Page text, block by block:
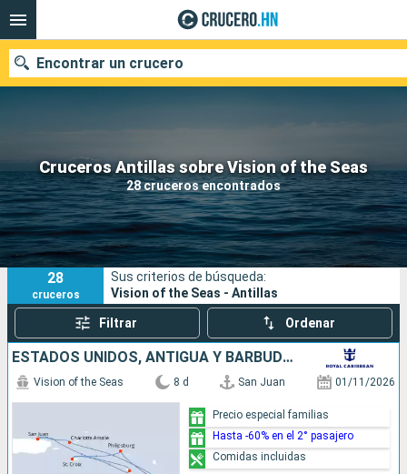
Cruceros Antillas sobre Vision of the Seas
28 cruceros encontrados
Encontrar un crucero
Nuestros destinos
Fecha de salida
Puertos Compañías
Buscar
28
cruceros
Sus criterios de búsqueda:
Vision of the Seas - Antillas
Filtrar Ordenar
ESTADOS UNIDOS, ANTIGUA Y BARBUDA, SAN MARTÍN, PUERTO RICO
Vision of the Seas 8 d San Juan 01/11/2026
Precio especial familias
Hasta -60% en el 2° pasajero
Comidas incluidas